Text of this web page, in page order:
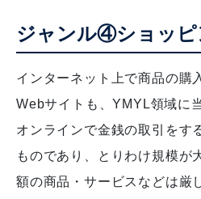
ジャンル④ショッピ
インターネット上で商品の購
Webサイトも、YMYL領域に
オンラインで金銭の取引をす
ものであり、とりわけ規模が
額の商品・サービスなどは厳